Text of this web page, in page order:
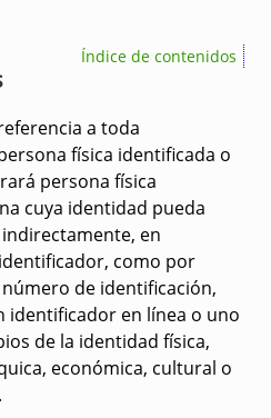
Índice de contenidos
a toda
física identificada o
persona física
cuya identidad pueda
en
como por
de identificación,
identificador en línea o uno
de la identidad física,
económica, cultural o